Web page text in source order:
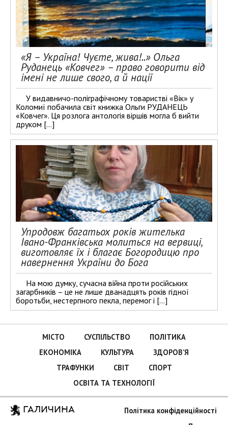
«Я – Україна! Чуєте, жива!..» Ольга
Руданець «Ковчег» – право говорити від
імені не лише свого, а й нації
У видавничо-поліграфічному товаристві «Вік» у
Коломиї побачила світ книжка Ольги РУДАНЕЦЬ
«Ковчег». Ця розлога антологія віршів могла б вийти
друком […]
Упродовж багатьох років жителька
Івано-Франківська молиться на вервиці,
виготовляє їх і благає Богородицю про
навернення України до Бога
На мою думку, сучасна війна проти російських
загарбників – це не лише дванадцять років гідної
боротьби, нестерпного пекла, перемог і […]
МІСТО СУСПІЛЬСТВО
ПОЛІТИКА
ЕКОНОМІКА
КУЛЬТУРА
ЗДОРОВ’Я
ТРАФУНКИ
СВІТ
СПОРТ
ОСВІТА ТА ТЕХНОЛОГІЇ
ГАЛИЧИНА
Політика конфіденційності